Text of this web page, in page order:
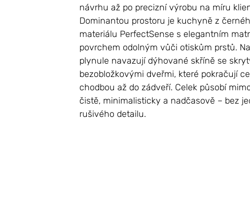
návrhu až po precizní výrobu na míru
Dominantou prostoru je kuchyně z
materiálu PerfectSense s elegantním
povrchem odolným vůči otiskům prstů.
plynule navazují dýhované skříně se
bezobložkovými dveřmi, které pokračují
chodbou až do zádveří. Celek působí
čistě, minimalisticky a nadčasově – bez
rušivého detailu.